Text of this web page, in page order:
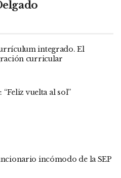
integrado. El
curricular
“Feliz vuelta al sol”
incómodo de la SEP